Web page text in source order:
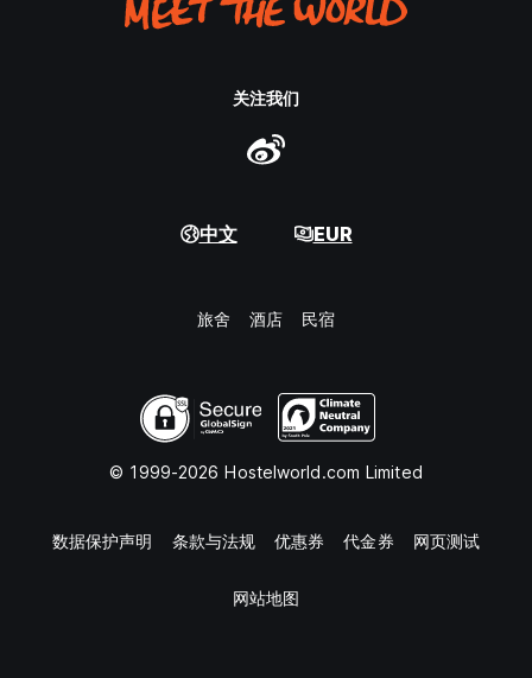
关注我们
中文 EUR
旅舍 酒店 民宿
© 1999-2026 Hostelworld.com Limited
数据保护声明 条款与法规 优惠券 代金券 网页测试
网站地图